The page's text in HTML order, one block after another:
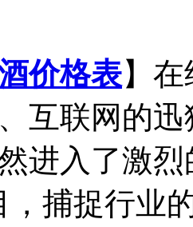
价格表】
互联网的
进入了激
，捕捉行业